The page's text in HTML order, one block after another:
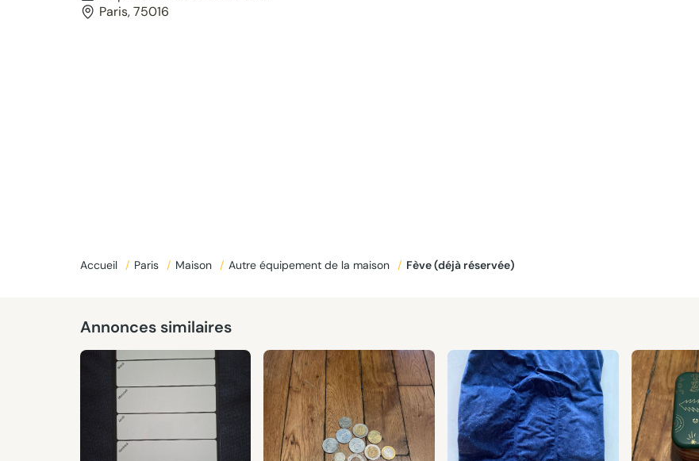
Paris, 75016
Accueil / Paris / Maison / Autre équipement de la maison / Fève (déjà réservée)
Annonces similaires